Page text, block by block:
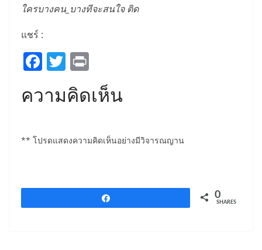
ใครบางคน_บางทีจะสนใจ ติด
แชร์ :
F
c
b
k
T
w
itt
in
t
ความคิดเห็น
** โปรดแสดงความคิดเห็นอย่างมีวิจารณญาน
0
SHARES